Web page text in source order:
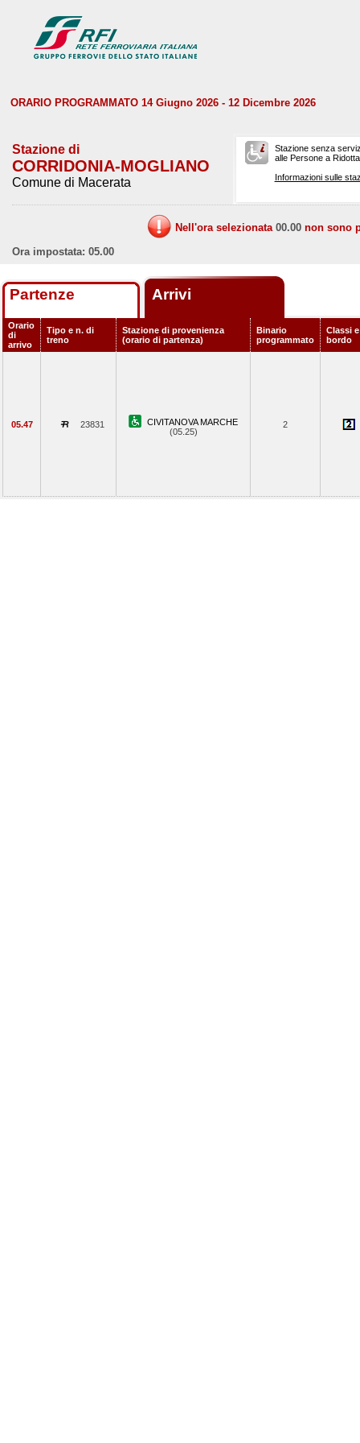
ORARIO PROGRAMMATO 14 Giugno 2026 - 12 Dicembre 2026
Stazione di
CORRIDONIA-MOGLIANO
Comune di Macerata
Stazione senza
alle Persone a
Informazioni sulle
Nell'ora selezionata 00.00 non sono
Ora impostata: 05.00
Partenze Arrivi
Orario
di
arrivo
Tipo e n. di
treno
Stazione di provenienza
(orario di partenza)
Binario
programmato
Classi
bordo
05.47 23831
CIVITANOVA MARCHE
(05.25)
2